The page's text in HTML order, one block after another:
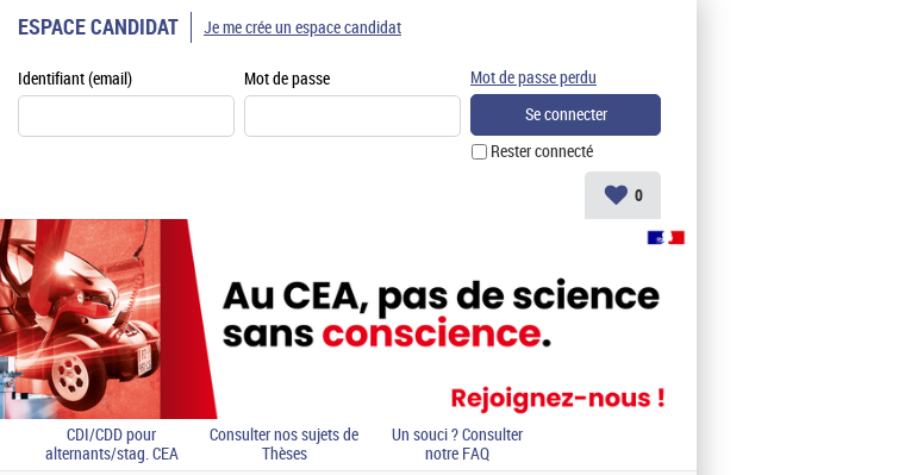
ESPACE CANDIDAT
Identifiant (email) Mot de passe
Rester connecté
Mot de passe perdu
Je me crée un espace candidat
0
CDI/CDD pour
alternants/stag. CEA
Consulter nos sujets de
Thèses
Un souci ? Consulter
notre FAQ